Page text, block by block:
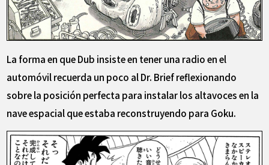
La forma en que Dub insiste en tener una radio en el
automóvil recuerda un poco al Dr. Brief reflexionando
sobre la posición perfecta para instalar los altavoces en la
nave espacial que estaba reconstruyendo para Goku.